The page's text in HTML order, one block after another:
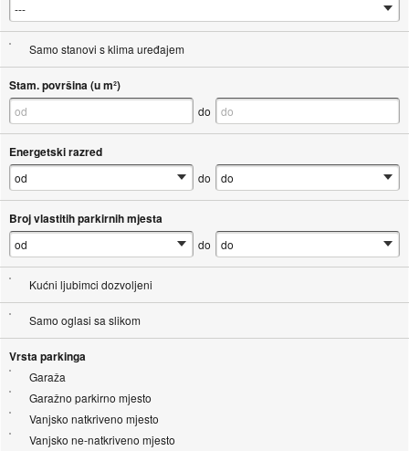
Samo stanovi s klima uređajem
Stam. površina (u m²)
do
Energetski razred
do
Broj vlastitih parkirnih mjesta
do
Kućni ljubimci dozvoljeni
Samo oglasi sa slikom
Vrsta parkinga
Garaža
Garažno parkirno mjesto
Vanjsko natkriveno mjesto
Vanjsko ne-natkriveno mjesto